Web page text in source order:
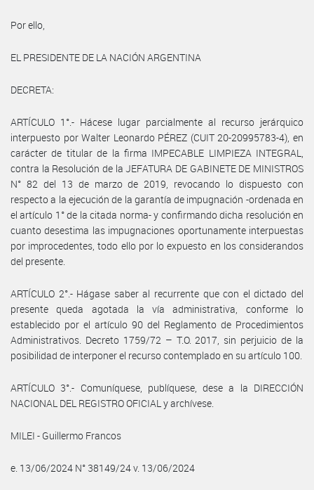
Por ello,
EL PRESIDENTE DE LA NACIÓN ARGENTINA
DECRETA:
ARTÍCULO 1°.- Hácese lugar parcialmente al recurso jerárquico
interpuesto por Walter Leonardo PÉREZ (CUIT 20-20995783-4), en
carácter de titular de la firma IMPECABLE LIMPIEZA INTEGRAL,
contra la Resolución de la JEFATURA DE GABINETE DE MINISTROS
N° 82 del 13 de marzo de 2019, revocando lo dispuesto con
respecto a la ejecución de la garantía de impugnación -ordenada en
el artículo 1° de la citada norma- y confirmando dicha resolución en
cuanto desestima las impugnaciones oportunamente interpuestas
por improcedentes, todo ello por lo expuesto en los considerandos
del presente.
ARTÍCULO 2°.- Hágase saber al recurrente que con el dictado del
presente queda agotada la vía administrativa, conforme lo
establecido por el artículo 90 del Reglamento de Procedimientos
Administrativos. Decreto 1759/72 – T.O. 2017, sin perjuicio de la
posibilidad de interponer el recurso contemplado en su artículo 100.
ARTÍCULO 3°.- Comuníquese, publíquese, dese a la DIRECCIÓN
NACIONAL DEL REGISTRO OFICIAL y archívese.
MILEI - Guillermo Francos
e. 13/06/2024 N° 38149/24 v. 13/06/2024